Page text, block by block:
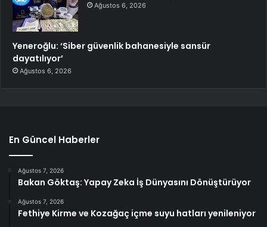
Ağustos 6, 2026
Yeneroğlu: ‘Siber güvenlik bahanesiyle sansür
dayatılıyor’
Ağustos 6, 2026
En Güncel Haberler
Ağustos 7, 2026
Bakan Göktaş: Yapay Zeka İş Dünyasını Dönüştürüyor
Ağustos 7, 2026
Fethiye Kirme ve Kozağaç içme suyu hatları yenileniyor